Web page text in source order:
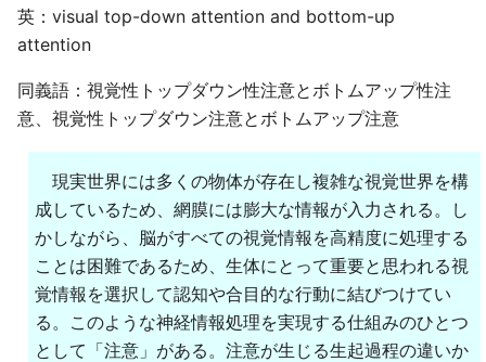
英：visual top-down attention and bottom-up
attention
同義語：視覚性トップダウン性注意とボトムアップ性注
意、視覚性トップダウン注意とボトムアップ注意
現実世界には多くの物体が存在し複雑な視覚世界を構
成しているため、網膜には膨大な情報が入力される。し
かしながら、脳がすべての視覚情報を高精度に処理する
ことは困難であるため、生体にとって重要と思われる視
覚情報を選択して認知や合目的な行動に結びつけてい
る。このような神経情報処理を実現する仕組みのひとつ
として「注意」がある。注意が生じる生起過程の違いか